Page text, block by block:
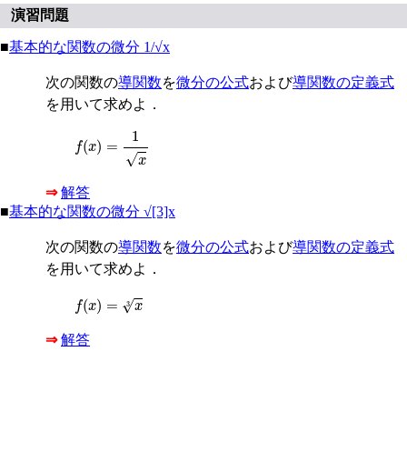
演習問題
■基本的な関数の微分 1/√x
次の関数の導関数を微分の公式および導関数の定義式
を用いて求めよ．
f(x) =
1
√x
⇒ 解答
■基本的な関数の微分 √[3]x
次の関数の導関数を微分の公式および導関数の定義式
を用いて求めよ．
f(x) = 3
√x
(x =
⇒ 解答